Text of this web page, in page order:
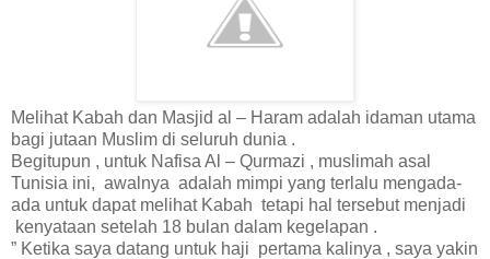
Melihat Kabah dan Masjid al – Haram adalah idaman utama
bagi jutaan Muslim di seluruh dunia .
Begitupun , untuk Nafisa Al – Qurmazi , muslimah asal
Tunisia ini, awalnya adalah mimpi yang terlalu mengada-
ada untuk dapat melihat Kabah tetapi hal tersebut menjadi
kenyataan setelah 18 bulan dalam kegelapan .
” Ketika saya datang untuk haji pertama kalinya , saya yakin